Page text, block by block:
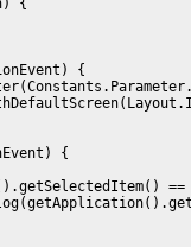
{
{
{
==